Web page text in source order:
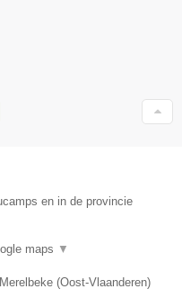
en in de provincie
maps ▼
Merelbeke (Oost-Vlaanderen)